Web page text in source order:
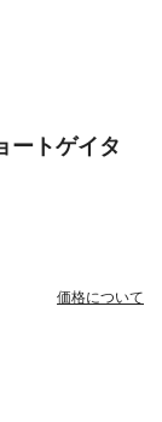
ートゲイタ
価格について